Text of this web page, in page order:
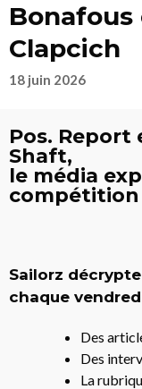
Bonafous
Clapcich
18 juin 2026
Pos.
Shaft,
le média
compétition
Sailorz
chaque
Des
Des
La